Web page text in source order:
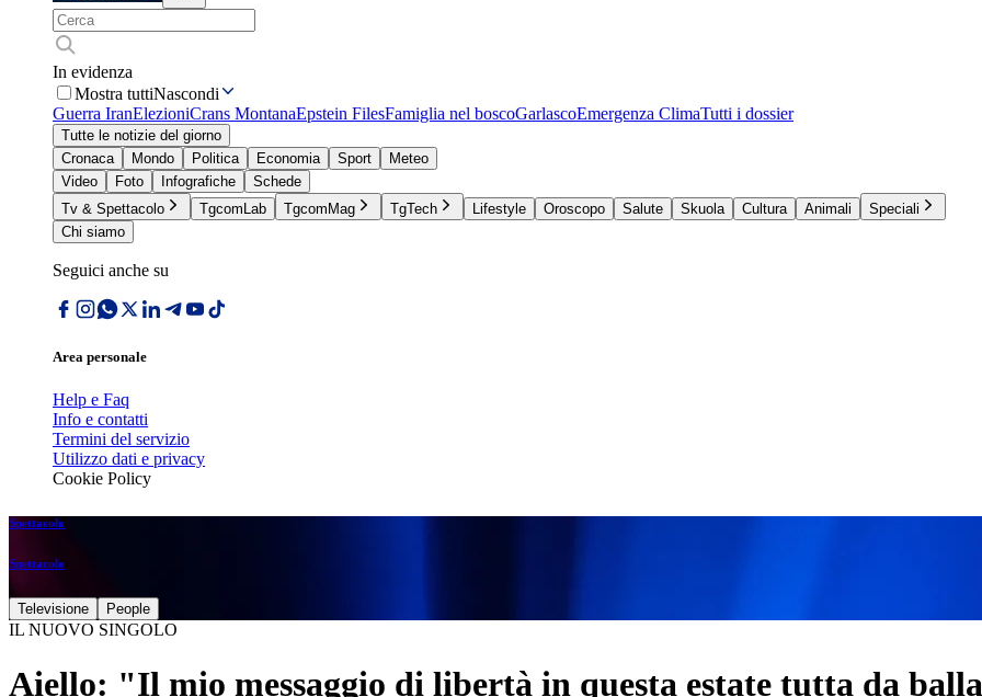
In evidenza
Mostra tuttiNascondi
Guerra IranElezioniCrans MontanaEpstein FilesFamiglia nel boscoGarlascoEmergenza ClimaTutti i dossier
Tutte le notizie del giorno
Cronaca
Mondo Politica Economia Sport
Meteo
Video
Foto Infografiche
Schede
Tv & Spettacolo
TgcomLab TgcomMag TgTech Lifestyle Oroscopo Salute Skuola Cultura Animali
Speciali
Chi siamo
Seguici anche su
Area personale
Help e Faq
Info e contatti
Termini del servizio
Utilizzo dati e privacy
Cookie Policy
Spettacolo
Spettacolo
Televisione People
IL NUOVO SINGOLO
Aiello: "Il mio messaggio di libertà in questa estate tutta da